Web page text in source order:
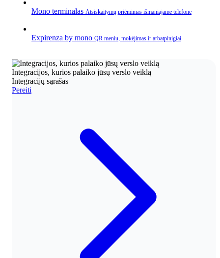
Mono terminalas Atsiskaitymų priėmimas išmaniajame telefone
Expirenza by mono QR meniu, mokėjimas ir arbatpinigiai
Integracijos, kurios palaiko jūsų verslo veiklą
Integracijų sąrašas
Pereiti